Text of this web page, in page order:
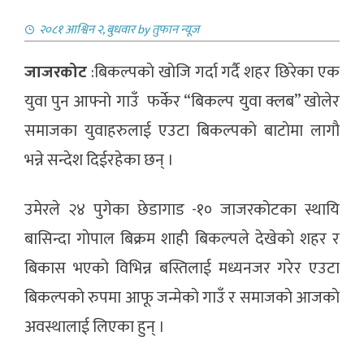
२०८१ आश्विन २, बुधवारbyतुफान न्यूज
जाजरकोट:बिकल्पकाे खाेजि गर्दा गर्दै शहर छिरेका एक
युवा पुन आफ्नाे गाउँ फर्केर “बिकल्प युवा क्लब” खाेलेर
समाजका युवाहरुलाई एउटा बिकल्पकाे बाटाेमा लागाै
भन्ने सन्देश दिईरहेका छन् ।
उमेरले २४ पुगेका छेडागाड -१० जाजरकोटका स्थायि
बासिन्दा गाेपाल बिक्रम शाही बिकल्पले देखेकाे शहर र
बिकास भएकाे विभिन्न बस्तिलाई मध्यनजर गरेर एउटा
बिकल्पकाे रुपमा आफू जन्मेकाे गाउँ र समाजकाे आजकाे
अवस्थालाई लिएका हुन् ।